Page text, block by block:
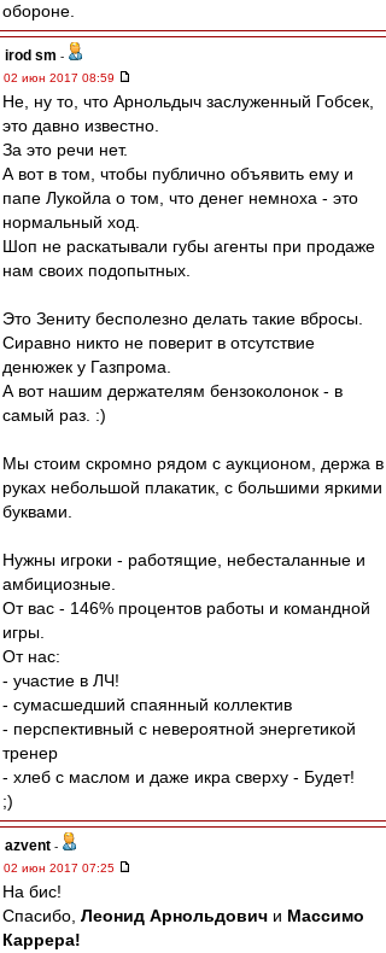
обороне.
irod sm -
02 июн 2017 08:59
Не, ну то, что Арнольдыч заслуженный Гобсек,
это давно известно.
За это речи нет.
А вот в том, чтобы публично объявить ему и
папе Лукойла о том, что денег немноха - это
нормальный ход.
Шоп не раскатывали губы агенты при продаже
нам своих подопытных.
Это Зениту бесполезно делать такие вбросы.
Сиравно никто не поверит в отсутствие
денюжек у Газпрома.
А вот нашим держателям бензоколонок - в
самый раз. :)
Мы стоим скромно рядом с аукционом, держа в
руках небольшой плакатик, с большими яркими
буквами.
Нужны игроки - работящие, небесталанные и
амбициозные.
От вас - 146% процентов работы и командной
игры.
От нас:
- участие в ЛЧ!
- сумасшедший спаянный коллектив
- перспективный с невероятной энергетикой
тренер
- хлеб с маслом и даже икра сверху - Будет!
;)
azvent -
02 июн 2017 07:25
На бис!
Спасибо, Леонид Арнольдович и Массимо
Каррера!